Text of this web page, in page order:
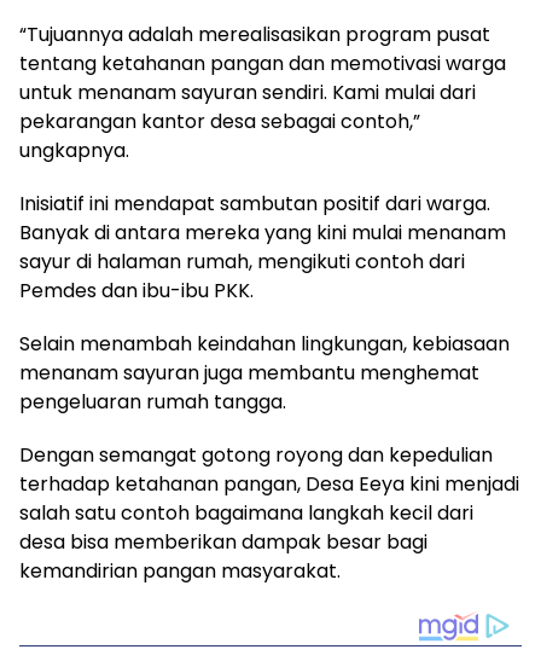
“Tujuannya adalah merealisasikan program pusat
tentang ketahanan pangan dan memotivasi warga
untuk menanam sayuran sendiri. Kami mulai dari
pekarangan kantor desa sebagai contoh,”
ungkapnya.
Inisiatif ini mendapat sambutan positif dari warga.
Banyak di antara mereka yang kini mulai menanam
sayur di halaman rumah, mengikuti contoh dari
Pemdes dan ibu-ibu PKK.
Selain menambah keindahan lingkungan, kebiasaan
menanam sayuran juga membantu menghemat
pengeluaran rumah tangga.
Dengan semangat gotong royong dan kepedulian
terhadap ketahanan pangan, Desa Eeya kini menjadi
salah satu contoh bagaimana langkah kecil dari
desa bisa memberikan dampak besar bagi
kemandirian pangan masyarakat.